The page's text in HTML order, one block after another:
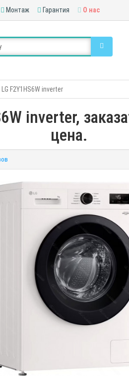
Монтаж Гарантия О нас
F2Y1HS6W inverter
inverter,
цена.